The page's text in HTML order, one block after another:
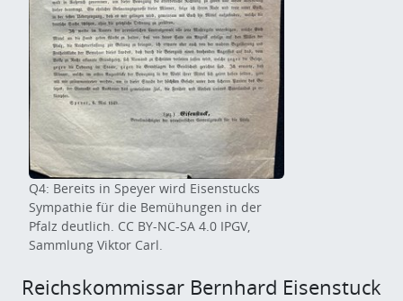
Q4: Bereits in Speyer wird Eisenstucks
Sympathie für die Bemühungen in der
Pfalz deutlich. CC BY-NC-SA 4.0 IPGV,
Sammlung Viktor Carl.
Reichskommissar Bernhard Eisenstuck